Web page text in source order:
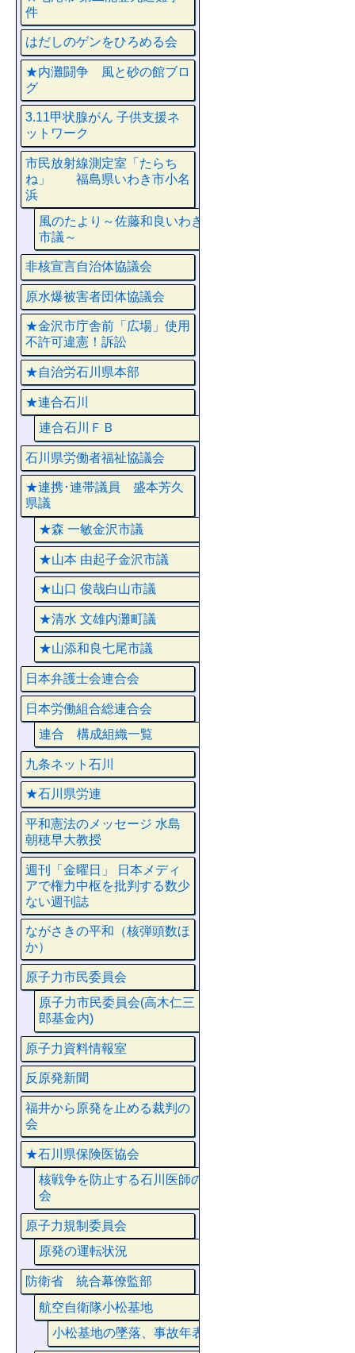
件
はだしのゲンをひろめる会
★内灘闘争 風と砂の館ブロ
グ
3.11甲状腺がん 子供支援ネ
ットワーク
市民放射線測定室「たらち
ね」 福島県いわき市小名
浜
風のたより～佐藤和良いわき
市議～
非核宣言自治体協議会
原水爆被害者団体協議会
★金沢市庁舎前「広場」使用
不許可違憲！訴訟
★自治労石川県本部
★連合石川
連合石川ＦＢ
石川県労働者福祉協議会
★連携･連帯議員 盛本芳久
県議
★森 一敏金沢市議
★山本 由起子金沢市議
★山口 俊哉白山市議
★清水 文雄内灘町議
★山添和良七尾市議
日本弁護士会連合会
日本労働組合総連合会
連合 構成組織一覧
九条ネット石川
★石川県労連
平和憲法のメッセージ 水島
朝穂早大教授
週刊「金曜日」 日本メディ
アで権力中枢を批判する数少
ない週刊誌
ながさきの平和（核弾頭数ほ
か）
原子力市民委員会
原子力市民委員会(高木仁三
郎基金内)
原子力資料情報室
反原発新聞
福井から原発を止める裁判の
会
★石川県保険医協会
核戦争を防止する石川医師の
会
原子力規制委員会
原発の運転状況
防衛省 統合幕僚監部
航空自衛隊小松基地
小松基地の墜落、事故年表